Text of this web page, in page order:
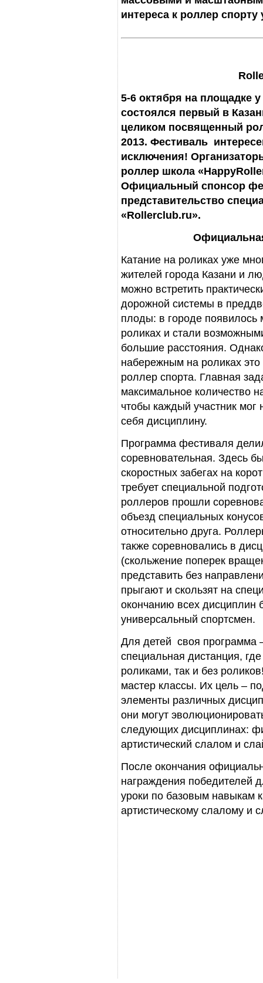
интереса к роллер
5-6 октября на площадке
состоялся первый в
целиком посвященный
2013. Фестиваль
исключения!
роллер школа
Официальный спонсор
представительство
«Rollerclub.ru».
Катание на роликах уже
жителей города Казани и
можно встретить
дорожной системы в
плоды: в городе появилось
роликах и стали
большие расстояния.
набережным на роликах
роллер спорта. Главная
максимальное количество
чтобы каждый участник
себя дисциплину.
Программа фестиваля
соревновательная. Здесь
скоростных забегах на
требует специальной
роллеров прошли
объезд специальных
относительно друга.
также соревновались в
(скольжение поперек
представить без
прыгают и скользят на
окончанию всех
универсальный спортсмен.
Для детей своя программа
специальная дистанция,
роликами, так и без
мастер классы. Их цель –
элементы различных
они могут
следующих дисциплинах:
артистический слалом и
После окончания
награждения победителей
уроки по базовым навыкам
артистическому слалому и